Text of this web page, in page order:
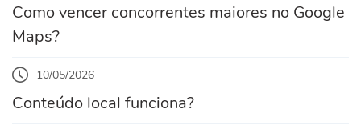
Como vencer concorrentes maiores no Google
Maps?
10/05/2026
Conteúdo local funciona?